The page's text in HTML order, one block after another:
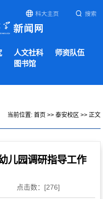
科大主页 搜索
人文社科
师资队伍
图书馆
当前位置: 首页 >> 泰安校区 >> 正文
儿园调研指导工作
点击数：[276]